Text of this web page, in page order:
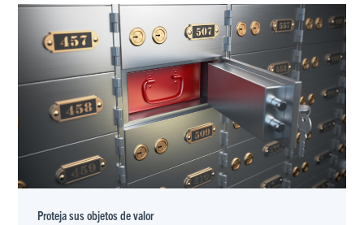
Proteja sus objetos de valor